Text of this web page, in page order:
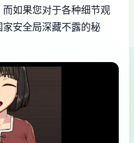
如果您对于各种细节观
安全局深藏不露的秘